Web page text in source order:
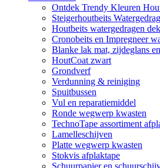
Ontdek Trendy Kleuren
Steigerhoutbeits
Houtbeits watergedragen
Cronobeits en Impregneer
Blanke lak mat, zijdeglans
HoutCoat zwart
Grondverf
Verdunning & reiniging
Spuitbussen
Vul en reparatiemiddel
Ronde wegwerp kwasten
TechnoTape assortiment
Lamelleschijven
Platte wegwerp kwasten
Stokvis afplaktape
Schuurpapier en